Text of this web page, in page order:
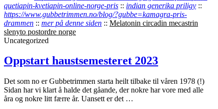
quetiapin-kvetiapin-online-norge-pris :: indian generika priligy ::
https://www.gubbetrimmen.no/blog/?gubbe=kamagra-pris-
drammen :: mer på denne siden :: Melatonin circadin mecastrin
slenyto postordre norge
Uncategorized
Oppstart haustsemesteret 2023
Det som no er Gubbetrimmen starta heilt tilbake til våren 1978 (!)
Sidan har vi klart å halde det gåande, der nokre har vore med alle
åra og nokre litt færre år. Uansett er det …